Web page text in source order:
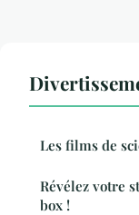
Les films de
Révélez votre
box !